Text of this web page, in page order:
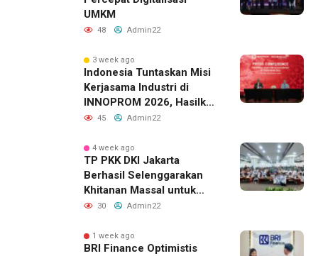
UMKM
48 Admin22
3 week ago
Indonesia Tuntaskan Misi
Kerjasama Industri di
INNOPROM 2026, Hasilkan
Belasan Kerja Sama
45 Admin22
4 week ago
TP PKK DKI Jakarta
Berhasil Selenggarakan
Khitanan Massal untuk
Lebih dari 2.000 Anak:
Raih Penghargaan MURI
30 Admin22
1 week ago
BRI Finance Optimistis